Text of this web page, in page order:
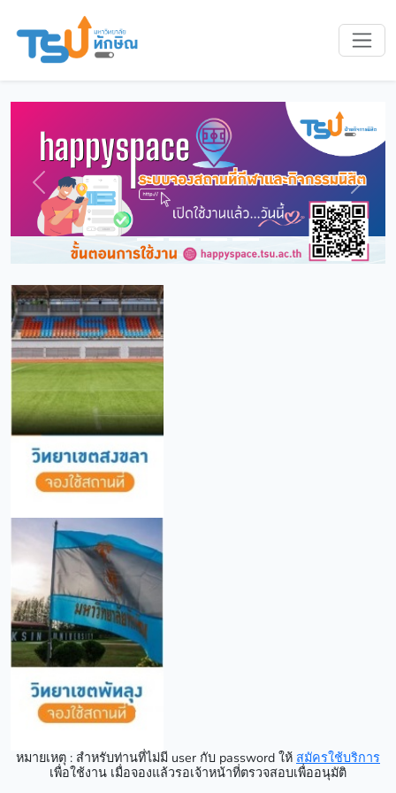
หมายเหตุ : สำหรับท่านที่ไม่มี user กับ password ให้ สมัครใช้บริการ
เพื่อใช้งาน เมื่อจองแล้วรอเจ้าหน้าที่ตรวจสอบเพื่ออนุมัติ